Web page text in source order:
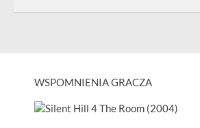
WSPOMNIENIA GRACZA